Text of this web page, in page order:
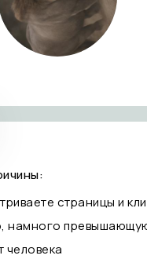
страницы и
намного